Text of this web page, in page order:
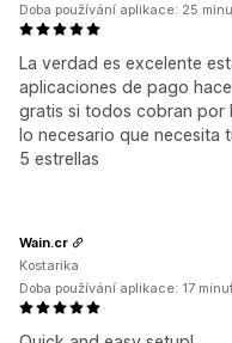
La verdad es excelente
aplicaciones de pago
gratis si todos cobran por
lo necesario que necesita
5 estrellas
Doba používání aplikace: 25
Wain.cr
Kostarika
Doba používání aplikace: 17